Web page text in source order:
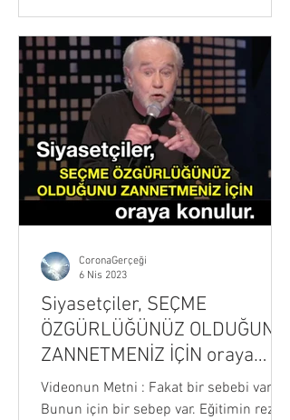
Siyasetçiler, SEÇME
ÖZGÜRLÜĞÜNÜZ OLDUĞUNU
ZANNETMENİZ İÇİN oraya
konulur !
Videonun Metni : Fakat bir sebebi var...
Bunun için bir sebep var. Eğitimin rezil
CoronaGerçeği
6 Nis 2023